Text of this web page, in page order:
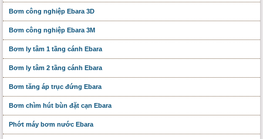
Bơm công nghiệp Ebara 3D
Bơm công nghiệp Ebara 3M
Bơm ly tâm 1 tầng cánh Ebara
Bơm ly tâm 2 tầng cánh Ebara
Bơm tăng áp trục đứng Ebara
Bơm chìm hút bùn đặt cạn Ebara
Phớt máy bơm nước Ebara